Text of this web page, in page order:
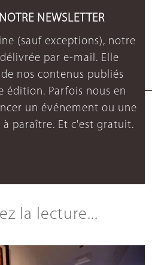
NEWSLETTER
(sauf exceptions), notre
par e-mail. Elle
nos contenus publiés
édition. Parfois nous en
un événement ou une
paraître. Et c'est gratuit.
la lecture...